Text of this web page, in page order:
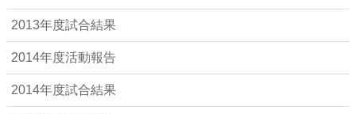
2013年度試合結果
2014年度活動報告
2014年度試合結果